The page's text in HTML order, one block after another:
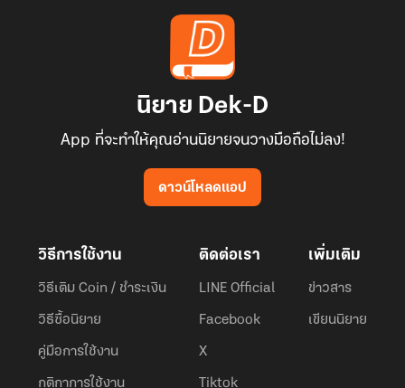
นิยาย Dek-D
App ที่จะทำให้คุณอ่านนิยายจนวางมือถือไม่ลง!
ดาวน์โหลดแอป
วิธีการใช้งาน
วิธีเติม Coin / ชำระเงิน
วิธีซื้อนิยาย
คู่มือการใช้งาน
กติกาการใช้งาน
ติดต่อเรา
LINE Official
Facebook
X
Tiktok
เพิ่มเติม
ข่าวสาร
เขียนนิยาย